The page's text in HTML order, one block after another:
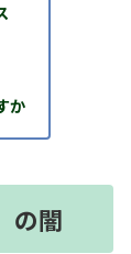
か
の闇